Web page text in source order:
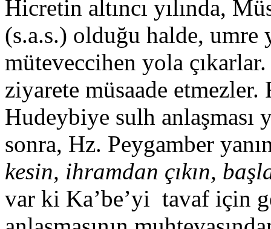
Hicretin altıncı yılında,
(s.a.s.) olduğu halde, umre
müteveccihen yola
ziyarete müsaade
Hudeybiye sulh anlaşması
sonra, Hz. Peygamber
kesin, ihramdan çıkın,
var ki Ka’be’yi tavaf için